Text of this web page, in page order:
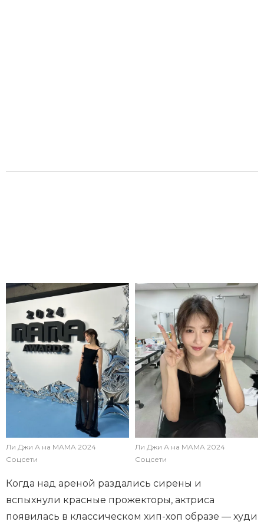
Ли Джи А на MAMA 2024
Соцсети
Ли Джи А на MAMA 2024
Соцсети
Когда над ареной раздались сирены и
вспыхнули красные прожекторы, актриса
появилась в классическом хип-хоп образе — худи